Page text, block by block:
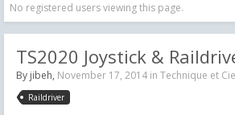
No registered users viewing this page.
TS2020 Joystick &
By jibeh, November 17, 2014 in Technique et
Raildriver